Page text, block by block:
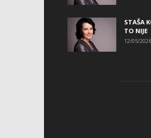
STAŠA
TO NIJE
12/05/2026